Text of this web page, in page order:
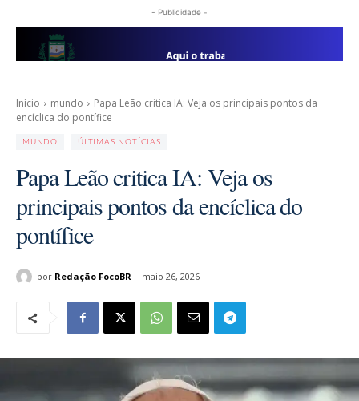
- Publicidade -
Início mundo
Papa Leão critica IA: Veja os principais pontos da
encíclica do pontífice
MUNDO ÚLTIMAS NOTÍCIAS
Papa Leão critica IA: Veja os
principais pontos da encíclica do
pontífice
por Redação FocoBR maio 26, 2026